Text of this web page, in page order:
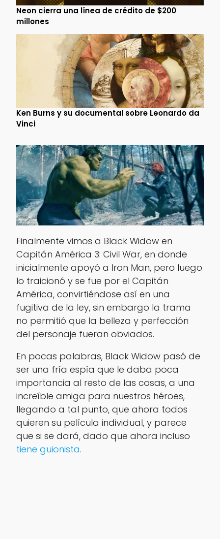
Neon cierra una línea de crédito de $200
millones
Ken Burns y su documental sobre Leonardo da
Vinci
Finalmente vimos a Black Widow en
Capitán América 3: Civil War, en donde
inicialmente apoyó a Iron Man, pero luego
lo traicionó y se fue por el Capitán
América, convirtiéndose así en una
fugitiva de la ley, sin embargo la trama
no permitió que la belleza y perfección
del personaje fueran obviados.
En pocas palabras, Black Widow pasó de
ser una fría espía que le daba poca
importancia al resto de las cosas, a una
increíble amiga para nuestros héroes,
llegando a tal punto, que ahora todos
quieren su película individual, y parece
que si se dará, dado que ahora incluso
tiene guionista.